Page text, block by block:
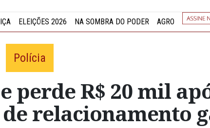
ELEIÇÕES 2026 NA SOMBRA DO PODER AGRO
Polícia
perde R$ 20 mil
relacionamento